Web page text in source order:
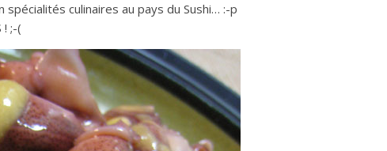
culinaires au pays du Sushi… :-p
! ;-(